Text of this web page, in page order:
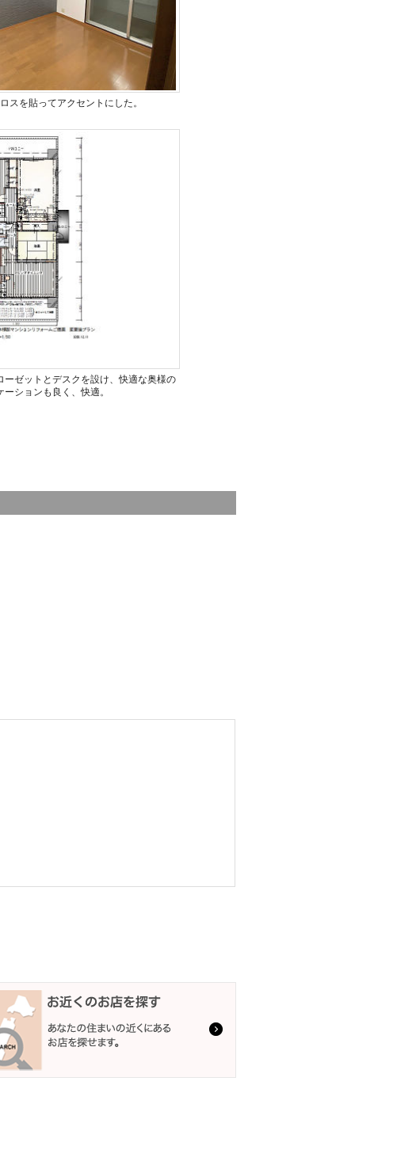
スを貼ってアクセントにした。
ーゼットとデスクを設け、快適な奥様の
ションも良く、快適。